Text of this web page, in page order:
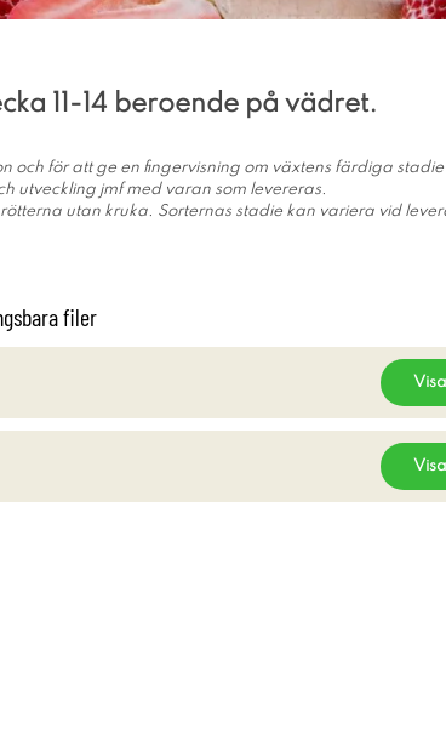
11-14 beroende på vädret.
och för att ge en fingervisning om växtens färdiga stadie
utveckling jmf med varan som levereras.
utan kruka. Sorternas stadie kan variera vid
filer